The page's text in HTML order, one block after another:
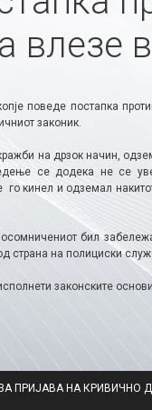
влезе
поведе постапка
законик.
на дрзок начин,
се додека не се
го кинел и одземал
бил
страна на полициски
законските
ПРИЈАВА НА КРИВИЧНО